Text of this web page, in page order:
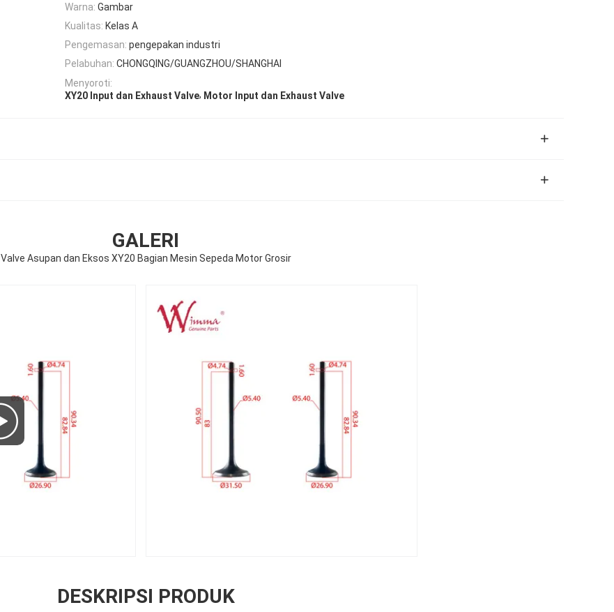
Warna: Gambar
Kualitas: Kelas A
Pengemasan: pengepakan industri
Pelabuhan: CHONGQING/GUANGZHOU/SHANGHAI
Menyoroti:
XY20 Input dan Exhaust Valve, Motor Input dan Exhaust Valve
GALERI
Valve Asupan dan Eksos XY20 Bagian Mesin Sepeda Motor Grosir
DESKRIPSI PRODUK